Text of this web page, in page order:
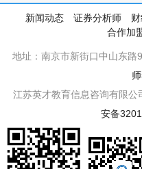
新闻动态 证券分析师
合作加
地址：南京市新街口中山东
江苏英才教育信息咨询有限
安备